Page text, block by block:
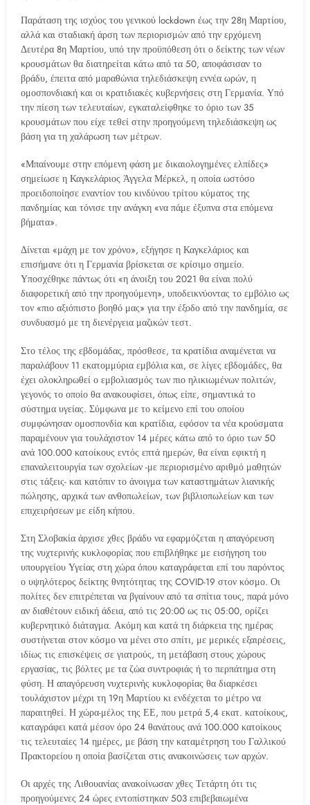
Παράταση της ισχύος του γενικού lockdown έως την 28η Μαρτίου,
αλλά και σταδιακή άρση των περιορισμών από την ερχόμενη
Δευτέρα 8η Μαρτίου, υπό την προϋπόθεση ότι ο δείκτης των νέων
κρουσμάτων θα διατηρείται κάτω από τα 50, αποφάσισαν το
βράδυ, έπειτα από μαραθώνια τηλεδιάσκεψη εννέα ωρών, η
ομοσπονδιακή και οι κρατιδιακές κυβερνήσεις στη Γερμανία. Υπό
την πίεση των τελευταίων, εγκαταλείφθηκε το όριο των 35
κρουσμάτων που είχε τεθεί στην προηγούμενη τηλεδιάσκεψη ως
βάση για τη χαλάρωση των μέτρων.
«Μπαίνουμε στην επόμενη φάση με δικαιολογημένες ελπίδες»
σημείωσε η Καγκελάριος Άγγελα Μέρκελ, η οποία ωστόσο
προειδοποίησε εναντίον του κινδύνου τρίτου κύματος της
πανδημίας και τόνισε την ανάγκη «να πάμε έξυπνα στα επόμενα
βήματα».
Δίνεται «μάχη με τον χρόνο», εξήγησε η Καγκελάριος και
επισήμανε ότι η Γερμανία βρίσκεται σε κρίσιμο σημείο.
Υποσχέθηκε πάντως ότι «η άνοιξη του 2021 θα είναι πολύ
διαφορετική από την προηγούμενη», υποδεικνύοντας το εμβόλιο ως
τον «πιο αξιόπιστο βοηθό μας» για την έξοδο από την πανδημία, σε
συνδυασμό με τη διενέργεια μαζικών τεστ.
Στο τέλος της εβδομάδας, πρόσθεσε, τα κρατίδια αναμένεται να
παραλάβουν 11 εκατομμύρια εμβόλια και, σε λίγες εβδομάδες, θα
έχει ολοκληρωθεί ο εμβολιασμός των πιο ηλικιωμένων πολιτών,
γεγονός το οποίο θα ανακουφίσει, όπως είπε, σημαντικά το
σύστημα υγείας. Σύμφωνα με το κείμενο επί του οποίου
συμφώνησαν ομοσπονδία και κρατίδια, εφόσον τα νέα κρούσματα
παραμένουν για τουλάχιστον 14 μέρες κάτω από το όριο των 50
ανά 100.000 κατοίκους εντός επτά ημερών, θα είναι εφικτή η
επαναλειτουργία των σχολείων -με περιορισμένο αριθμό μαθητών
στις τάξεις- και κατόπιν το άνοιγμα των καταστημάτων λιανικής
πώλησης, αρχικά των ανθοπωλείων, των βιβλιοπωλείων και των
επιχειρήσεων με είδη κήπου.
Στη Σλοβακία άρχισε χθες βράδυ να εφαρμόζεται η απαγόρευση
της νυχτερινής κυκλοφορίας που επιβλήθηκε με εισήγηση του
υπουργείου Υγείας στη χώρα όπου καταγράφεται επί του παρόντος
ο υψηλότερος δείκτης θνητότητας της COVID-19 στον κόσμο. Οι
πολίτες δεν επιτρέπεται να βγαίνουν από τα σπίτια τους, παρά μόνο
αν διαθέτουν ειδική άδεια, από τις 20:00 ως τις 05:00, ορίζει
κυβερνητικό διάταγμα. Ακόμη και κατά τη διάρκεια της ημέρας
συστήνεται στον κόσμο να μένει στο σπίτι, με μερικές εξαιρέσεις,
ιδίως τις επισκέψεις σε γιατρούς, τη μετάβαση στους χώρους
εργασίας, τις βόλτες με τα ζώα συντροφιάς ή το περπάτημα στη
φύση. Η απαγόρευση νυχτερινής κυκλοφορίας θα διαρκέσει
τουλάχιστον μέχρι τη 19η Μαρτίου κι ενδέχεται το μέτρο να
παραιτηθεί. Η χώρα-μέλος της ΕΕ, που μετρά 5,4 εκατ. κατοίκους,
καταγράφει κατά μέσον όρο 24 θανάτους ανά 100.000 κατοίκους
τις τελευταίες 14 ημέρες, με βάση την καταμέτρηση του Γαλλικού
Πρακτορείου η οποία βασίζεται στις ανακοινώσεις των αρχών.
Οι αρχές της Λιθουανίας ανακοίνωσαν χθες Τετάρτη ότι τις
προηγούμενες 24 ώρες εντοπίστηκαν 503 επιβεβαιωμένα